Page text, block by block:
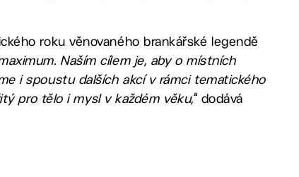
roku věnovaného brankářské legendě
Naším cílem je, aby o místních
i spoustu dalších akcí v rámci tematického
pro tělo i mysl v každém věku,“ dodává